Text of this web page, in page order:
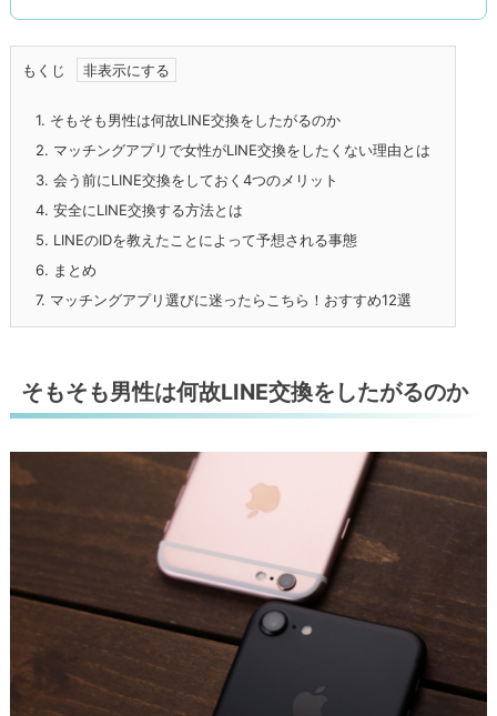
もくじ
1. そもそも男性は何故LINE交換をしたがるのか
2. マッチングアプリで女性がLINE交換をしたくない理由とは
3. 会う前にLINE交換をしておく4つのメリット
4. 安全にLINE交換する方法とは
5. LINEのIDを教えたことによって予想される事態
6. まとめ
7. マッチングアプリ選びに迷ったらこちら！おすすめ12選
そもそも男性は何故LINE交換をしたがるのか